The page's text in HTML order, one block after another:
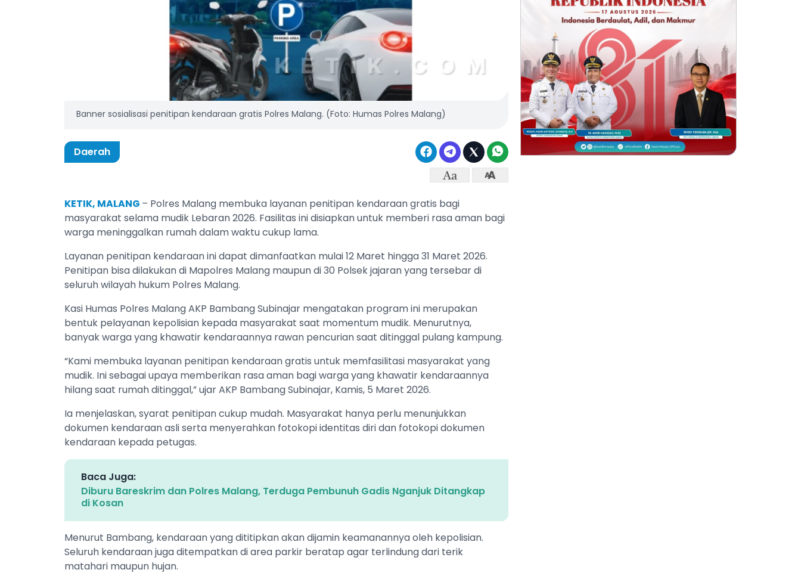
Banner sosialisasi penitipan kendaraan gratis Polres Malang. (Foto: Humas Polres Malang)
Daerah
KETIK, MALANG – Polres Malang membuka layanan penitipan kendaraan gratis bagi
masyarakat selama mudik Lebaran 2026. Fasilitas ini disiapkan untuk memberi rasa aman bagi
warga meninggalkan rumah dalam waktu cukup lama.
Layanan penitipan kendaraan ini dapat dimanfaatkan mulai 12 Maret hingga 31 Maret 2026.
Penitipan bisa dilakukan di Mapolres Malang maupun di 30 Polsek jajaran yang tersebar di
seluruh wilayah hukum Polres Malang.
Kasi Humas Polres Malang AKP Bambang Subinajar mengatakan program ini merupakan
bentuk pelayanan kepolisian kepada masyarakat saat momentum mudik. Menurutnya,
banyak warga yang khawatir kendaraannya rawan pencurian saat ditinggal pulang kampung.
“Kami membuka layanan penitipan kendaraan gratis untuk memfasilitasi masyarakat yang
mudik. Ini sebagai upaya memberikan rasa aman bagi warga yang khawatir kendaraannya
hilang saat rumah ditinggal,” ujar AKP Bambang Subinajar, Kamis, 5 Maret 2026.
Ia menjelaskan, syarat penitipan cukup mudah. Masyarakat hanya perlu menunjukkan
dokumen kendaraan asli serta menyerahkan fotokopi identitas diri dan fotokopi dokumen
kendaraan kepada petugas.
Baca Juga:
Diburu Bareskrim dan Polres Malang, Terduga Pembunuh Gadis Nganjuk Ditangkap
di Kosan
Menurut Bambang, kendaraan yang dititipkan akan dijamin keamanannya oleh kepolisian.
Seluruh kendaraan juga ditempatkan di area parkir beratap agar terlindung dari terik
matahari maupun hujan.